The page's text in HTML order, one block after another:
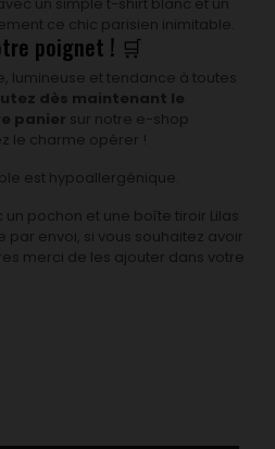
ce chic parisien inimitable.
poignet ! 🛒
lumineuse et tendance à toutes
dès maintenant le
panier sur notre e-shop
le charme opérer !
est hypoallergénique.
pochon et une boîte tiroir Lilas
par envoi, si vous souhaitez avoir
merci de les ajouter dans votre